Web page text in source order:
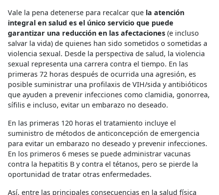
Vale la pena detenerse para recalcar que la atención
integral en salud es el único servicio que puede
garantizar una reducción en las afectaciones (e incluso
salvar la vida) de quienes han sido sometidos o sometidas a
violencia sexual. Desde la perspectiva de salud, la violencia
sexual representa una carrera contra el tiempo. En las
primeras 72 horas después de ocurrida una agresión, es
posible suministrar una profilaxis de VIH/sida y antibióticos
que ayuden a prevenir infecciones como clamidia, gonorrea,
sífilis e incluso, evitar un embarazo no deseado.
En las primeras 120 horas el tratamiento incluye el
suministro de métodos de anticoncepción de emergencia
para evitar un embarazo no deseado y prevenir infecciones.
En los primeros 6 meses se puede administrar vacunas
contra la hepatitis B y contra el tétanos, pero se pierde la
oportunidad de tratar otras enfermedades.
Así, entre las principales consecuencias en la salud física